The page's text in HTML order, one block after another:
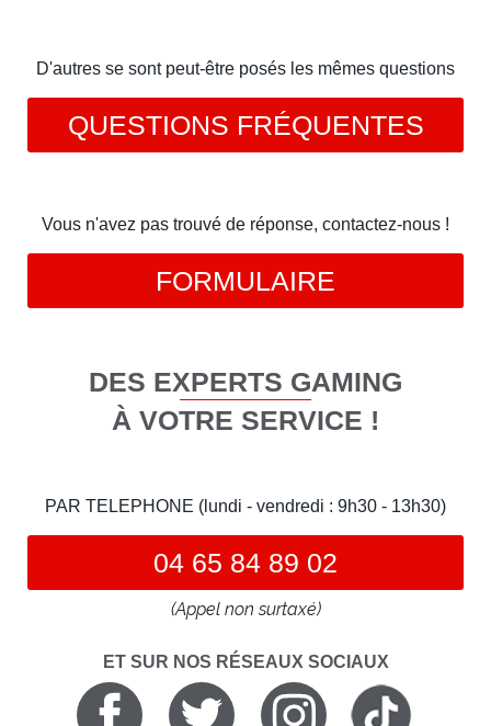
D'autres se sont peut-être posés les mêmes questions
QUESTIONS FRÉQUENTES
Vous n'avez pas trouvé de réponse, contactez-nous !
FORMULAIRE
DES EXPERTS GAMING
À VOTRE SERVICE !
PAR TELEPHONE (lundi - vendredi : 9h30 - 13h30)
04 65 84 89 02
(Appel non surtaxé)
ET SUR NOS RÉSEAUX SOCIAUX